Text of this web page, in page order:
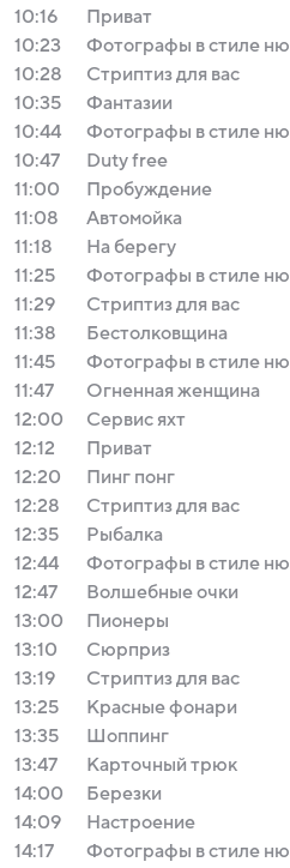
10:16
Приват
10:23
Фотографы в стиле ню
10:28
Стриптиз для вас
10:35
Фантазии
10:44
Фотографы в стиле ню
10:47
Duty free
11:00
Пробуждение
11:08
Автомойка
11:18
На берегу
11:25
Фотографы в стиле ню
11:29
Стриптиз для вас
11:38
Бестолковщина
11:45
Фотографы в стиле ню
11:47
Огненная женщина
12:00
Сервис яхт
12:12
Приват
12:20
Пинг понг
12:28
Стриптиз для вас
12:35
Рыбалка
12:44
Фотографы в стиле ню
12:47
Волшебные очки
13:00
Пионеры
13:10
Сюрприз
13:19
Стриптиз для вас
13:25
Красные фонари
13:35
Шоппинг
13:47
Карточный трюк
14:00
Березки
14:09
Настроение
14:17
Фотографы в стиле ню